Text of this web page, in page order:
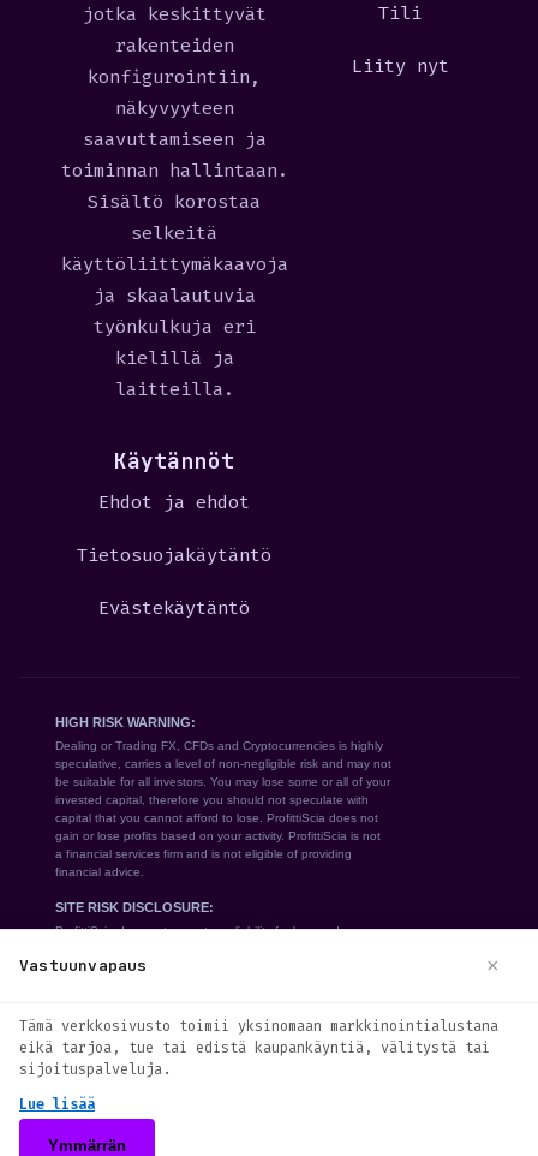
jotka keskittyvät
rakenteiden
konfigurointiin,
näkyvyyteen
saavuttamiseen ja
toiminnan hallintaan.
Sisältö korostaa
selkeitä
käyttöliittymäkaavoja
ja skaalautuvia
työnkulkuja eri
kielillä ja
laitteilla.
Tili
Liity nyt
Käytännöt
Ehdot ja ehdot
Tietosuojakäytäntö
Evästekäytäntö
experience. By continuing to use our
website, you agree to our use of cookies.
See our
Accept
Vastuunvapaus ×
Tämä verkkosivusto toimii yksinomaan markkinointialustana
eikä tarjoa, tue tai edistä kaupankäyntiä, välitystä tai
sijoituspalveluja.
Lue lisää
Ymmärrän